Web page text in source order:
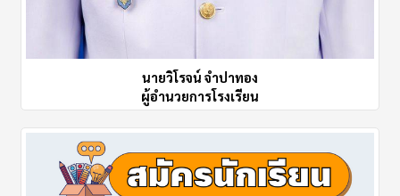
นายวิโรจน์ จำปาทอง
ผู้อำนวยการโรงเรียน